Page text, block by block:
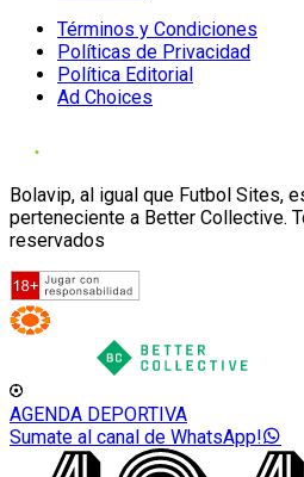
Términos y Condiciones
Políticas de Privacidad
Política Editorial
Ad Choices
Bolavip, al igual que Futbol Sites,
perteneciente a Better Collective.
reservados
AGENDA DEPORTIVA
Sumate al canal de WhatsApp!